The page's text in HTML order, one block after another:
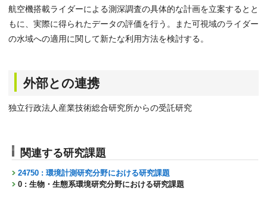
航空機搭載ライダーによる測深調査の具体的な計画を立案するとと
もに、実際に得られたデータの評価を行う。また可視域のライダー
の水域への適用に関して新たな利用方法を検討する。
外部との連携
独立行政法人産業技術総合研究所からの受託研究
関連する研究課題
24750 : 環境計測研究分野における研究課題
0 : 生物・生態系環境研究分野における研究課題